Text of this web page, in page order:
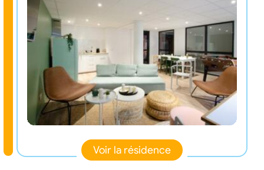
Voir la résidence